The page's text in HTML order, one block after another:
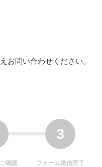
お問い合わせください。
確認 フォーム送信完了